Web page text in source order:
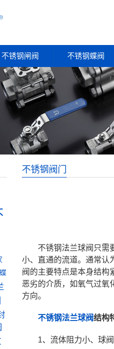
不锈钢闸阀 不锈钢蝶阀
不锈钢阀门
不锈钢法兰球阀只需
小、直通的流道。通常认
阀的主要特点是本身结构
恶劣的介质，如氧气过氧
方向。
不锈钢法兰球阀结构
1、流体阻力小、球